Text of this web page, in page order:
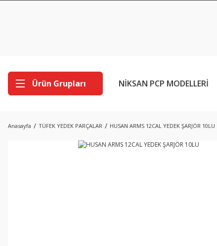
Ürün Grupları NİKSAN PCP MODELLERİ
Anasayfa TÜFEK YEDEK PARÇALAR HUSAN ARMS 12CAL YEDEK ŞARJÖR 10LU